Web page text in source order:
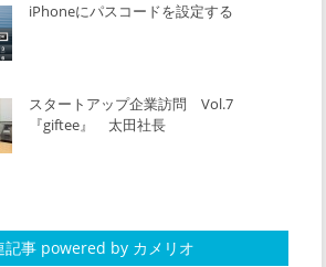
iPhoneにパスコードを設定する
スタートアップ企業訪問 Vol.7
『giftee』 太田社長
記事 powered by カメリオ